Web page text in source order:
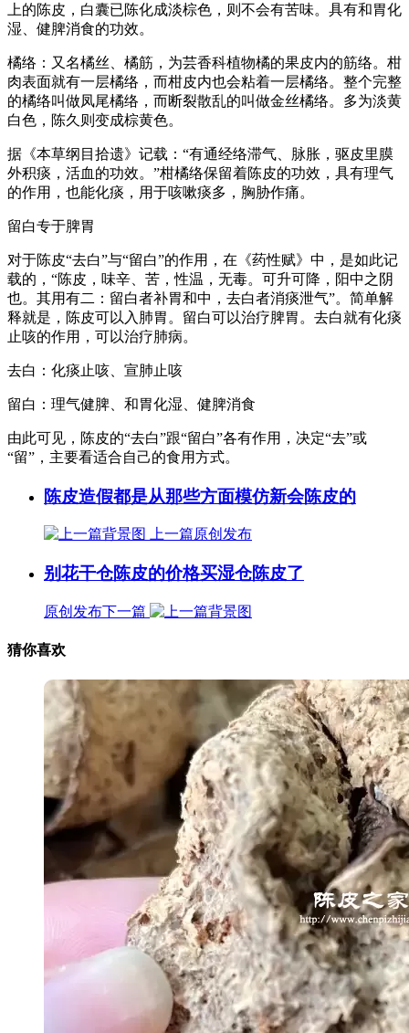
上的陈皮，白囊已陈化成淡棕色，则不会有苦味。具有和胃化
湿、健脾消食的功效。
橘络：又名橘丝、橘筋，为芸香科植物橘的果皮内的筋络。柑
肉表面就有一层橘络，而柑皮内也会粘着一层橘络。整个完整
的橘络叫做凤尾橘络，而断裂散乱的叫做金丝橘络。多为淡黄
白色，陈久则变成棕黄色。
据《本草纲目拾遗》记载：“有通经络滞气、脉胀，驱皮里膜
外积痰，活血的功效。”柑橘络保留着陈皮的功效，具有理气
的作用，也能化痰，用于咳嗽痰多，胸胁作痛。
留白专于脾胃
对于陈皮“去白”与“留白”的作用，在《药性赋》中，是如此记
载的，“陈皮，味辛、苦，性温，无毒。可升可降，阳中之阴
也。其用有二：留白者补胃和中，去白者消痰泄气”。简单解
释就是，陈皮可以入肺胃。留白可以治疗脾胃。去白就有化痰
止咳的作用，可以治疗肺病。
去白：化痰止咳、宣肺止咳
留白：理气健脾、和胃化湿、健脾消食
由此可见，陈皮的“去白”跟“留白”各有作用，决定“去”或
“留”，主要看适合自己的食用方式。
陈皮造假都是从那些方面模仿新会陈皮的
上一篇原创发布
别花干仓陈皮的价格买湿仓陈皮了
原创发布下一篇
猜你喜欢